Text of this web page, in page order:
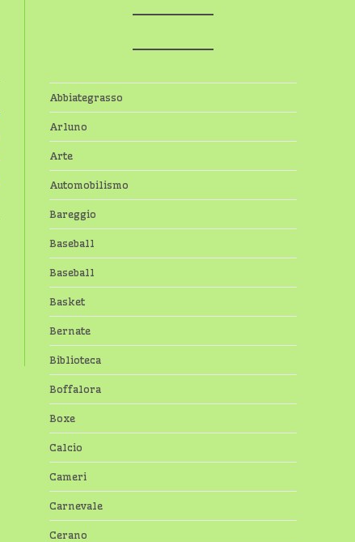
Abbiategrasso
Arluno
Arte
Automobilismo
Bareggio
Baseball
Baseball
Basket
Bernate
Biblioteca
Boffalora
Boxe
Calcio
Cameri
Carnevale
Cerano